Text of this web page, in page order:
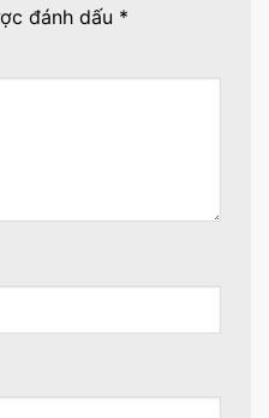
đánh dấu *